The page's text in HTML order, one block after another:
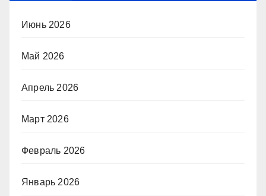
Июнь 2026
Май 2026
Апрель 2026
Март 2026
Февраль 2026
Январь 2026